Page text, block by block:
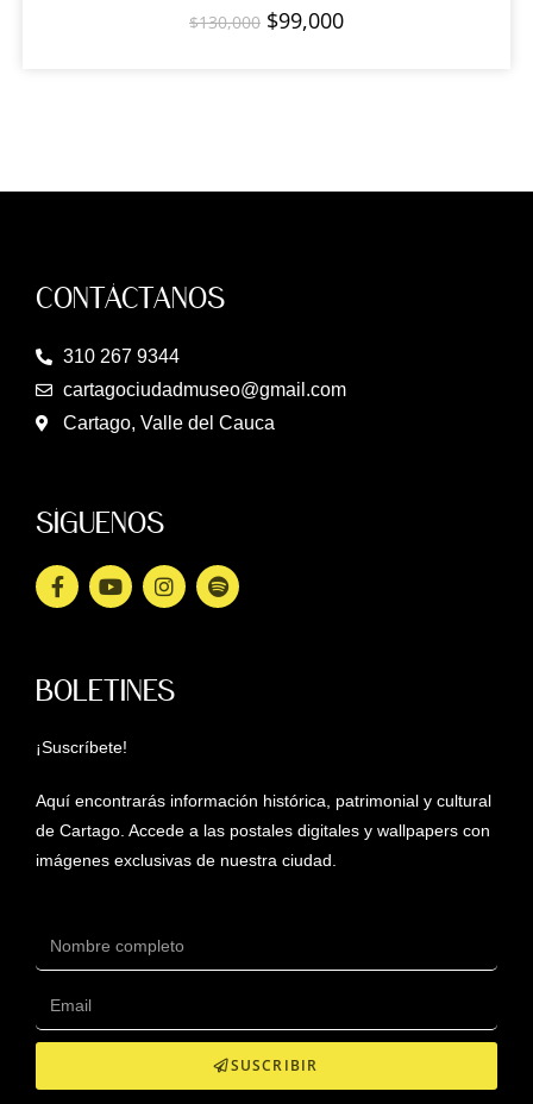
$130,000 $99,000
CONTÁCTANOS
310 267 9344
cartagociudadmuseo@gmail.com
Cartago, Valle del Cauca
SÍGUENOS
BOLETINES
¡Suscríbete!
Aquí encontrarás información histórica, patrimonial y cultural
de Cartago. Accede a las postales digitales y wallpapers con
imágenes exclusivas de nuestra ciudad.
SUSCRIBIR